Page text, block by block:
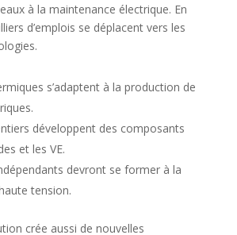
à la maintenance électrique. En
d’emplois se déplacent vers les
s’adaptent à la production de
développent des composants
et les VE.
devront se former à la
tension.
crée aussi de nouvelles